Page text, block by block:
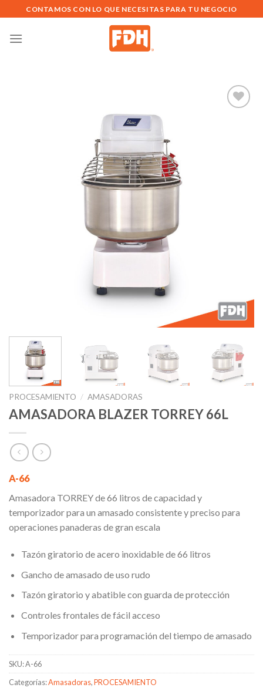
al
contenido
CONTAMOS CON LO QUE NECESITAS PARA TU NEGOCIO
PROCESAMIENTO / AMASADORAS
AMASADORA BLAZER TORREY 66L
A-66
Amasadora TORREY de 66 litros de capacidad y
temporizador para un amasado consistente y preciso para
operaciones panaderas de gran escala
Tazón giratorio de acero inoxidable de 66 litros
Gancho de amasado de uso rudo
Tazón giratorio y abatible con guarda de protección
Controles frontales de fácil acceso
Temporizador para programación del tiempo de amasado
SKU:A-66
Categorías:Amasadoras,PROCESAMIENTO